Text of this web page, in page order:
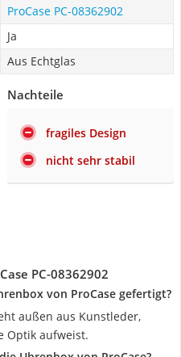
ProCase PC-08362902
Ja
Aus Echtglas
Nachteile
fragiles Design
nicht sehr stabil
PC-08362902
von ProCase gefertigt?
außen aus Kunstleder,
Optik aufweist.